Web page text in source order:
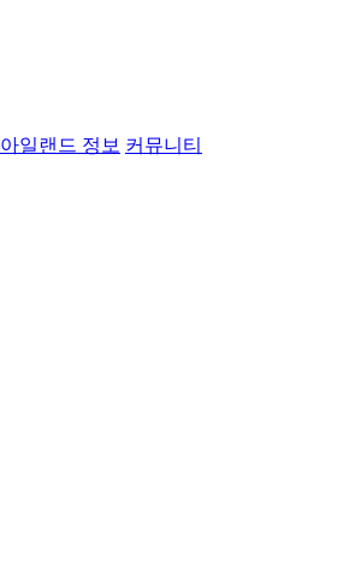
아일랜드 정보 커뮤니티